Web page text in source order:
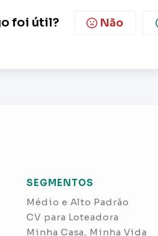
foi útil? Não
SEGMENTOS
Médio e Alto Padrão
CV para Loteadora
Minha Casa, Minha Vida